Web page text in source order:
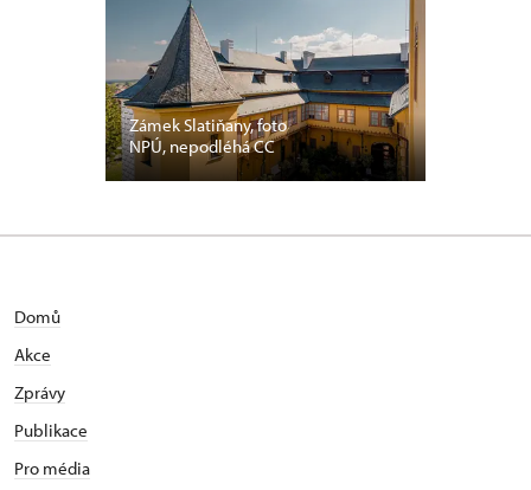
Zámek Slatiňany, foto
NPÚ, nepodléhá CC
Domů
Akce
Zprávy
Publikace
Pro média